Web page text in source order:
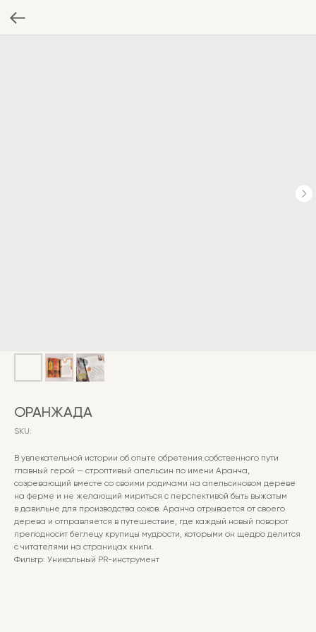
ОРАНЖАДА
SKU:
В увлекательной истории об опыте обретения собственного пути
главный герой — строптивый апельсин по имени Аранча,
созревающий вместе со своими родичами на апельсиновом дереве
на ферме и не желающий мириться с перспективой быть выжатым
в давильне для производства соков. Аранча отрывается от своего
дерева и отправляется в путешествие, где каждый новый поворот
преподносит беглецу крупицы мудрости, которыми он щедро делится
с читателями на страницах книги.
Фильтр: Уникальный PR-инструмент